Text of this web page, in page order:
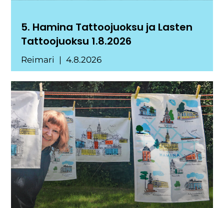
5. Hamina Tattoojuoksu ja Lasten
Tattoojuoksu 1.8.2026
Reimari 4.8.2026